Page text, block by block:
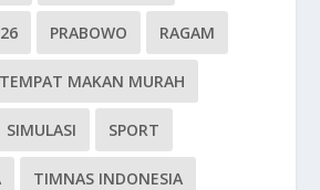
PRABOWO RAGAM
MAKAN MURAH
SIMULASI SPORT
TIMNAS INDONESIA